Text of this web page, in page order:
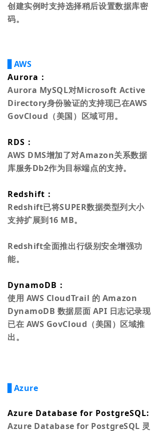
创建实例时支持选择稍后设置数据库密
码。
▋AWS
Aurora：
Aurora MySQL对Microsoft Active
Directory身份验证的支持现已在AWS
GovCloud（美国）区域可用。
RDS：
AWS DMS增加了对Amazon关系数据
库服务Db2作为目标端点的支持。
Redshift：
Redshift已将SUPER数据类型列大小
支持扩展到16 MB。
Redshift全面推出行级别安全增强功
能。
DynamoDB：
使用 AWS CloudTrail 的 Amazon
DynamoDB 数据层面 API 日志记录现
已在 AWS GovCloud（美国）区域推
出。
▋Azure
Azure Database for PostgreSQL:
Azure Database for PostgreSQL 灵